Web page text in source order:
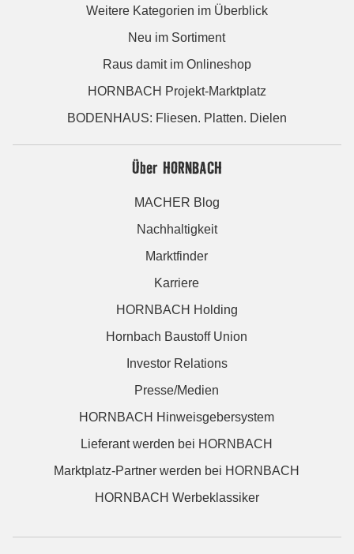
Weitere Kategorien im Überblick
Neu im Sortiment
Raus damit im Onlineshop
HORNBACH Projekt-Marktplatz
BODENHAUS: Fliesen. Platten. Dielen
Über HORNBACH
MACHER Blog
Nachhaltigkeit
Marktfinder
Karriere
HORNBACH Holding
Hornbach Baustoff Union
Investor Relations
Presse/Medien
HORNBACH Hinweisgebersystem
Lieferant werden bei HORNBACH
Marktplatz-Partner werden bei HORNBACH
HORNBACH Werbeklassiker